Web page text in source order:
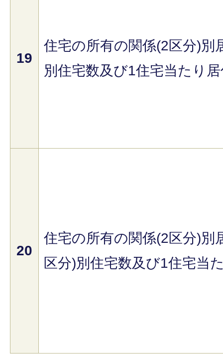
19
住宅の所有の関係(2区分)別
別住宅数及び1住宅当たり
20
住宅の所有の関係(2区分)別
区分)別住宅数及び1住宅当